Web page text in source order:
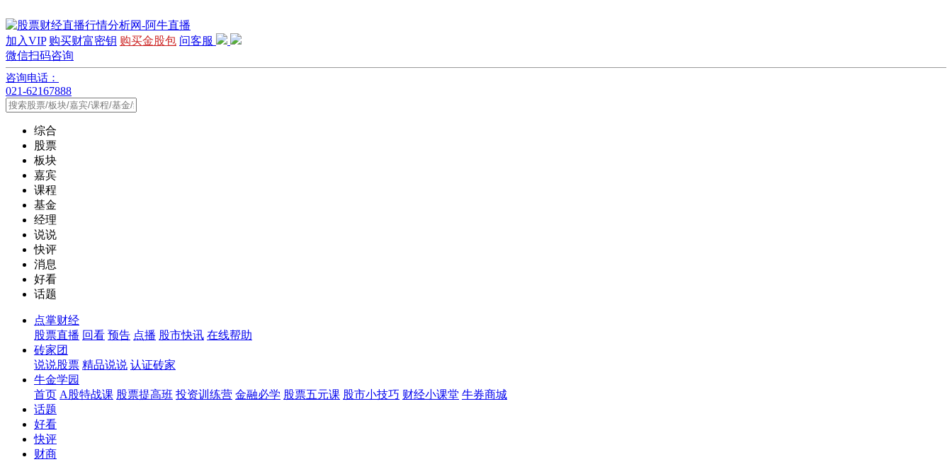
加入VIP 购买财富密钥 购买金股包 问客服
微信扫码咨询
咨询电话：
021-62167888
综合
股票
板块
嘉宾
课程
基金
经理
说说
快评
消息
好看
话题
点掌财经
股票直播 回看 预告 点播 股市快讯 在线帮助
砖家团
说说股票 精品说说 认证砖家
牛金学园
首页 A股特战课 股票提高班 投资训练营 金融必学 股票五元课 股市小技巧 财经小课堂 牛券商城
话题
好看
快评
财商